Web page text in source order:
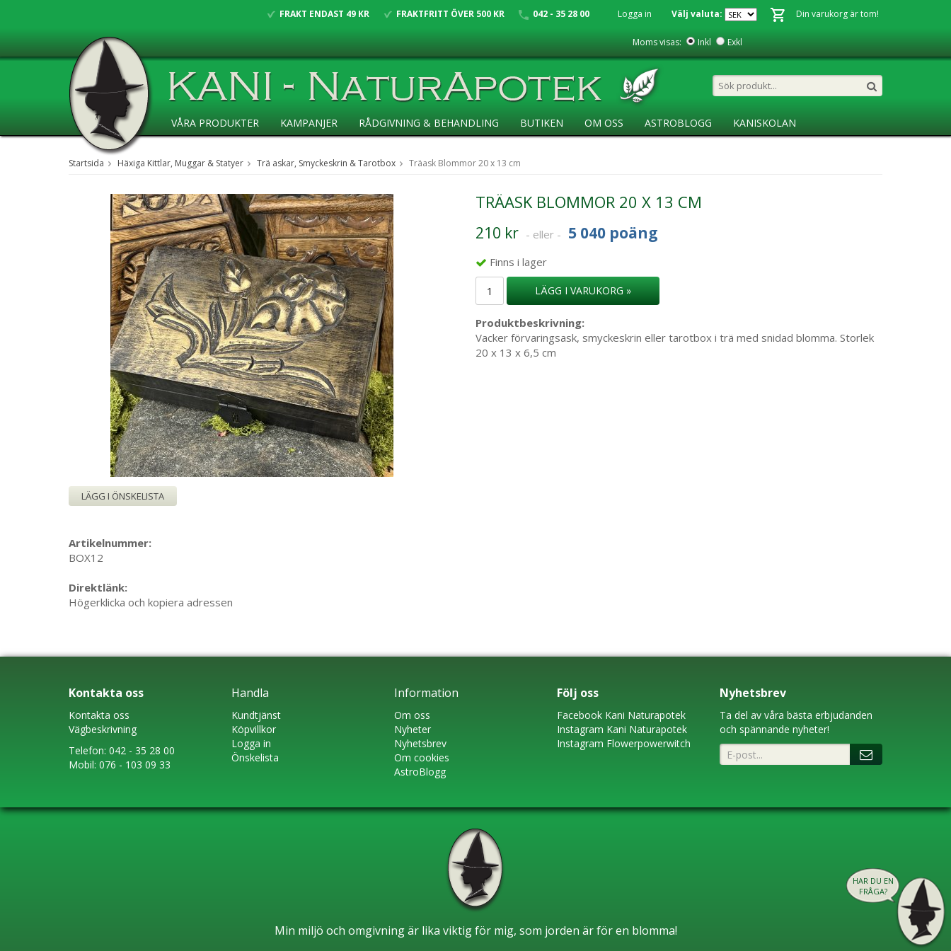
HAR DU EN
FRÅGA?
FRAKT ENDAST 49 KR FRAKTFRITT ÖVER 500 KR 042 - 35 28 00 Din varukorg är tom!
Logga in Välj valuta:
Moms visas: Inkl Exkl
VÅRA PRODUKTER KAMPANJER RÅDGIVNING & BEHANDLING BUTIKEN OM OSS ASTROBLOGG KANISKOLAN
Startsida Häxiga Kittlar, Muggar & Statyer Trä askar, Smyckeskrin & Tarotbox Träask Blommor 20 x 13 cm
TRÄASK BLOMMOR 20 X 13 CM
210 kr - eller - 5 040 poäng
Finns i lager
LÄGG I VARUKORG »
Produktbeskrivning:
Vacker förvaringsask, smyckeskrin eller tarotbox i trä med snidad blomma. Storlek
20 x 13 x 6,5 cm
LÄGG I ÖNSKELISTA
Artikelnummer:
BOX12
Direktlänk:
Högerklicka och kopiera adressen
Kontakta oss
Kontakta oss
Vägbeskrivning
Telefon: 042 - 35 28 00
Mobil: 076 - 103 09 33
Handla
Kundtjänst
Köpvillkor
Logga in
Önskelista
Information
Om oss
Nyheter
Nyhetsbrev
Om cookies
AstroBlogg
Följ oss
Facebook Kani Naturapotek
Instagram Kani Naturapotek
Instagram Flowerpowerwitch
Nyhetsbrev
Ta del av våra bästa erbjudanden
och spännande nyheter!
Min miljö och omgivning är lika viktig för mig, som jorden är för en blomma!